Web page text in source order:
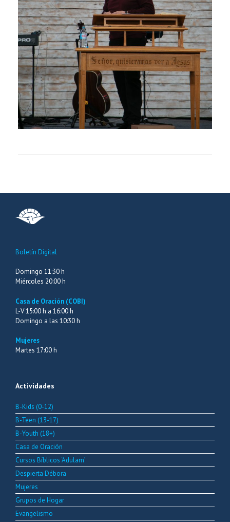
Boletín Digital
Domingo 11:30 h
Miércoles 20:00 h
Casa de Oración (COBI)
L-V 15:00 h a 16:00 h
Domingo a las 10:30 h
Mujeres
Martes 17:00 h
Actividades
B-Kids (0-12)
B-Teen (13-17)
B-Youth (18+)
Casa de Oración
Cursos Bíblicos ‘Adulam’
Despierta Débora
Mujeres
Grupos de Hogar
Evangelismo